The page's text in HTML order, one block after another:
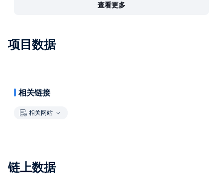
查看更多
项目数据
相关链接
相关网站
链上数据